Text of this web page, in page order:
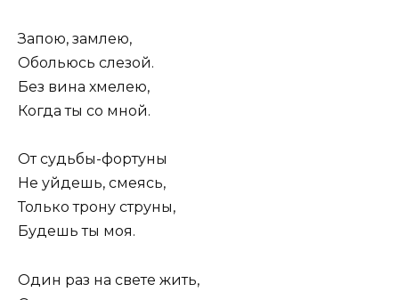
Запою, замлею,
Обольюсь слезой.
Без вина хмелею,
Когда ты со мной.
От судьбы-фортуны
Не уйдешь, смеясь,
Только трону струны,
Будешь ты моя.
Один раз на свете жить,